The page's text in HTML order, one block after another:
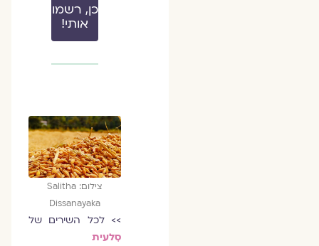
כן, רשמו
אותי!
צילום: Salitha
Dissanayaka
>> לכל השירים של
סִלעית